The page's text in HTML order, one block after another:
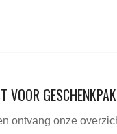
VOOR
ontvang onze